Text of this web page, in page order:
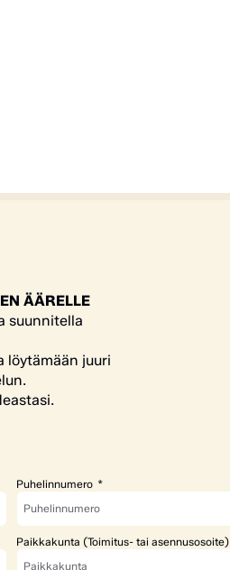
ÄÄRELLE
suunnitella
löytämään juuri
Puhelinnumero
Paikkakunta (Toimitus- tai asennusosoite)